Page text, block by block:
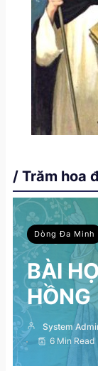
/ Trăm hoa
Dòng Đa Minh
BÀI
HỒNG
System
6 Min Read